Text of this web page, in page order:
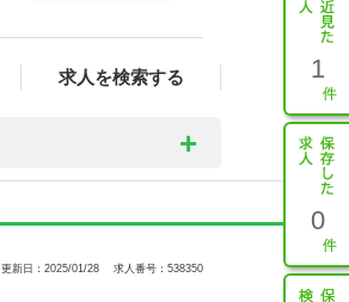
求人を検索する 1
0
更新日：2025/01/28 求人番号：538350